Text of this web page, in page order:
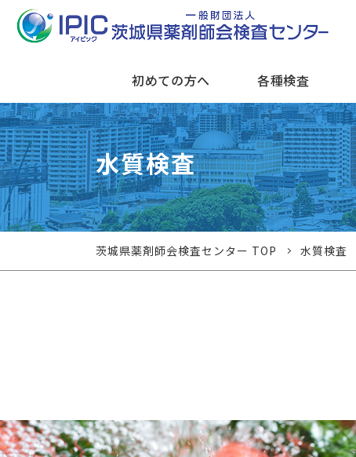
初めての方へ 各種検査
水質検査
茨城県薬剤師会検査センター TOP 水質検査